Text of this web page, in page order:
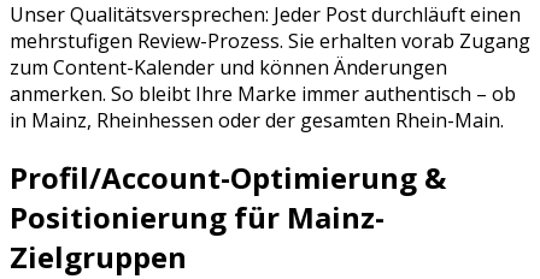
Unser Qualitätsversprechen: Jeder Post durchläuft einen
mehrstufigen Review-Prozess. Sie erhalten vorab Zugang
zum Content-Kalender und können Änderungen
anmerken. So bleibt Ihre Marke immer authentisch – ob
in Mainz, Rheinhessen oder der gesamten Rhein-Main.
Profil/Account-Optimierung &
Positionierung für Mainz-
Zielgruppen